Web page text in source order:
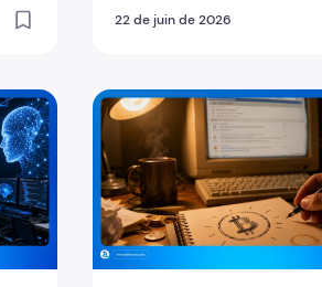
22 de juin de 2026
reconvertissent en centres de
Comment une faute de